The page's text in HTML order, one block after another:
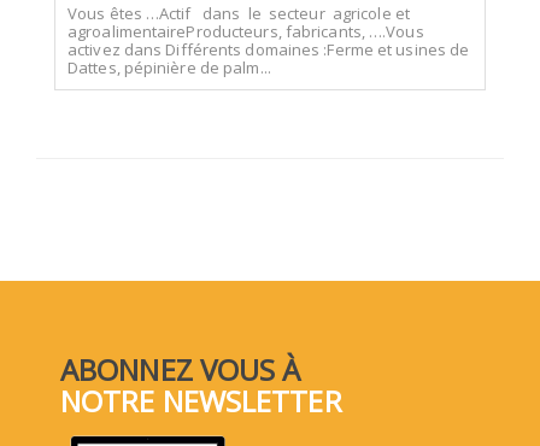
Vous êtes …Actif dans le secteur agricole et
agroalimentaireProducteurs, fabricants, ….Vous
activez dans Différents domaines :Ferme et usines de
Dattes, pépinière de palm...
ABONNEZ VOUS À
NOTRE NEWSLETTER